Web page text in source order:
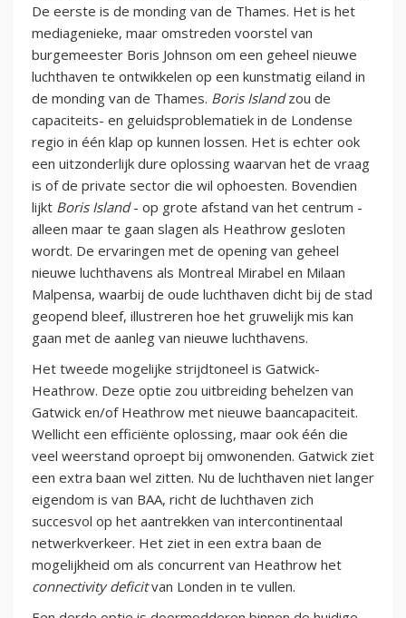
De eerste is de monding van de Thames. Het is het
mediagenieke, maar omstreden voorstel van
burgemeester Boris Johnson om een geheel nieuwe
luchthaven te ontwikkelen op een kunstmatig eiland in
de monding van de Thames. Boris Islandzou de
capaciteits- en geluidsproblematiek in de Londense
regio in één klap op kunnen lossen. Het is echter ook
een uitzonderlijk dure oplossing waarvan het de vraag
is of de private sector die wil ophoesten. Bovendien
lijkt Boris Island- op grote afstand van het centrum -
alleen maar te gaan slagen als Heathrow gesloten
wordt. De ervaringen met de opening van geheel
nieuwe luchthavens als Montreal Mirabel en Milaan
Malpensa, waarbij de oude luchthaven dicht bij de stad
geopend bleef, illustreren hoe het gruwelijk mis kan
gaan met de aanleg van nieuwe luchthavens.
Het tweede mogelijke strijdtoneel is Gatwick-
Heathrow. Deze optie zou uitbreiding behelzen van
Gatwick en/of Heathrow met nieuwe baancapaciteit.
Wellicht een efficiënte oplossing, maar ook één die
veel weerstand oproept bij omwonenden. Gatwick ziet
een extra baan wel zitten. Nu de luchthaven niet langer
eigendom is van BAA, richt de luchthaven zich
succesvol op het aantrekken van intercontinentaal
netwerkverkeer. Het ziet in een extra baan de
mogelijkheid om als concurrent van Heathrow het
connectivity deficitvan Londen in te vullen.